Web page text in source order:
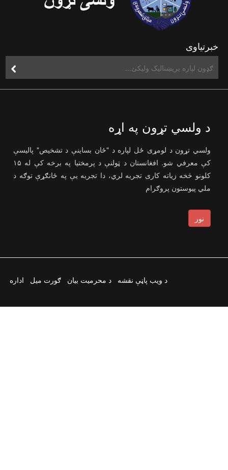
خبرتیاوی
د ولسي تړون په اړه
ولسي تړون د لومړی ځل لپاره د "ځان بساینې د تشخیص" پالیسې
کې معرفي شو. افغانستان د ټولنې د پرمختیا په برخه کې له ۱۵
کلونو څخه زیاته کاری تجربه لري، دا تجربه یې په ځانګړې توګه د
ملي پیوستون پروګرام
نور
د ویب پاڼې نقشه د محرمیت بیان ګورت میل اداره